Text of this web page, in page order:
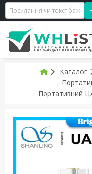
Каталог
Портативний